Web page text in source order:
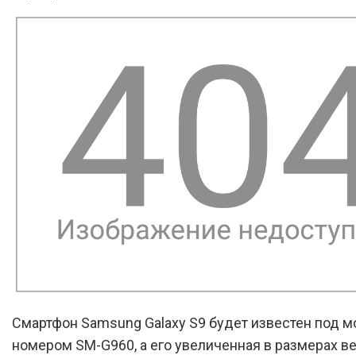
Смартфон Samsung Galaxy S9 будет известен под
номером SM-G960, а его увеличенная в размерах